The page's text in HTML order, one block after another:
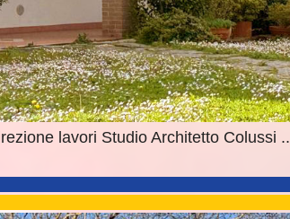
lavori Studio Architetto Colussi ..